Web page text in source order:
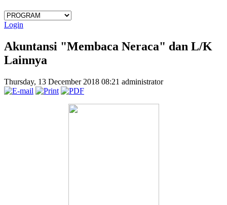
Login
Akuntansi "Membaca Neraca" dan L/K
Lainnya
Thursday, 13 December 2018 08:21 administrator